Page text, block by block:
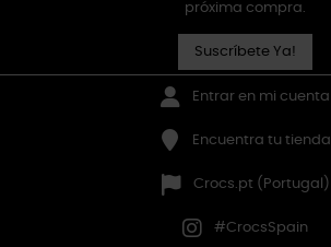
próxima compra.
Suscríbete Ya!
Entrar en mi cuenta
Encuentra tu tienda
Crocs.pt (Portugal)
#CrocsSpain